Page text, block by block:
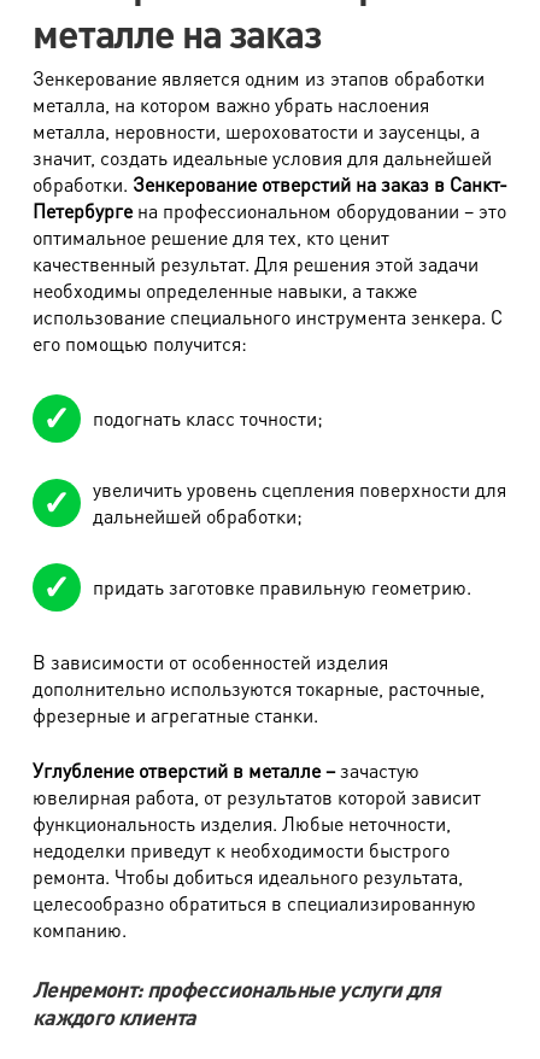
344 44 44.
Опубликованная стоимость работ является
ориентировочной, носит информационный характер и
зависит от сложности ремонта (не является публичной
офертой, определяемой положением Статьи 437 части 2
Гражданского кодекса РФ). Окончательную стоимость
объявляет мастер после диагностики.
Примечание:
В связи с невозможностью точного определения
объема работ по телефону при приеме заказа,
металле на заказ
Зенкерование является одним из этапов обработки
металла, на котором важно убрать наслоения
металла, неровности, шероховатости и заусенцы, а
значит, создать идеальные условия для дальнейшей
обработки. Зенкерование отверстий на заказ в Санкт-
Петербургена профессиональном оборудовании – это
оптимальное решение для тех, кто ценит
качественный результат. Для решения этой задачи
необходимы определенные навыки, а также
использование специального инструмента зенкера. С
его помощью получится:
подогнать класс точности;
увеличить уровень сцепления поверхности для
дальнейшей обработки;
придать заготовке правильную геометрию.
В зависимости от особенностей изделия
дополнительно используются токарные, расточные,
фрезерные и агрегатные станки.
Углубление отверстий в металле –зачастую
ювелирная работа, от результатов которой зависит
функциональность изделия. Любые неточности,
недоделки приведут к необходимости быстрого
ремонта. Чтобы добиться идеального результата,
целесообразно обратиться в специализированную
компанию.
Ленремонт: профессиональные услуги для
каждого клиента